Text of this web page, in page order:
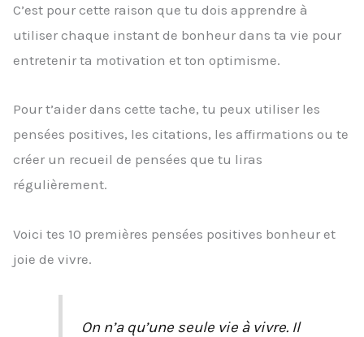
C’est pour cette raison que tu dois apprendre à
utiliser chaque instant de bonheur dans ta vie pour
entretenir ta motivation et ton optimisme.
Pour t’aider dans cette tache, tu peux utiliser les
pensées positives, les citations, les affirmations ou te
créer un recueil de pensées que tu liras
régulièrement.
Voici tes 10 premières pensées positives bonheur et
joie de vivre.
On n’a qu’une seule vie à vivre. Il